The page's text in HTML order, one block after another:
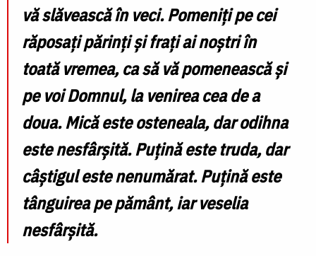
vă slăvească în veci. Pomeniţi pe cei
răposaţi părinţi şi fraţi ai noştri în
toată vremea, ca să vă pomenească şi
pe voi Domnul, la venirea cea de a
doua. Mică este osteneala, dar odihna
este nesfârşită. Puţină este truda, dar
câştigul este nenumărat. Puţină este
tânguirea pe pământ, iar veselia
nesfârşită.